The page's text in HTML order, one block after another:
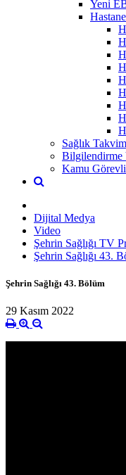
Yeni
Sağlık
Bilgilendirme
Kamu
Dijital Medya
Video
Şehrin Sağlığı TV
Şehrin Sağlığı 43.
Şehrin Sağlığı 43. Bölüm
29 Kasım 2022